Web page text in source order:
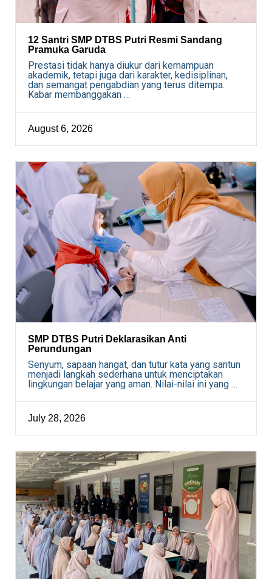
12 Santri SMP DTBS Putri Resmi Sandang
Pramuka Garuda
Prestasi tidak hanya diukur dari kemampuan
akademik, tetapi juga dari karakter, kedisiplinan,
dan semangat pengabdian yang terus ditempa.
Kabar membanggakan …
August 6, 2026
SMP DTBS Putri Deklarasikan Anti
Perundungan
Senyum, sapaan hangat, dan tutur kata yang santun
menjadi langkah sederhana untuk menciptakan
lingkungan belajar yang aman. Nilai-nilai ini yang …
July 28, 2026